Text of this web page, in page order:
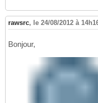
rawsrc, le 24/08/2012 à
Bonjour,